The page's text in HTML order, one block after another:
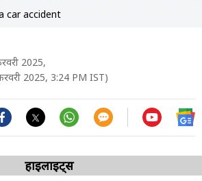
car accident
2025,
2025, 3:24 PM IST)
हाइलाइट्स